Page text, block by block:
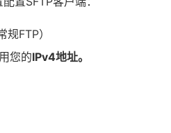
规FTP）
您的IPv4地址。